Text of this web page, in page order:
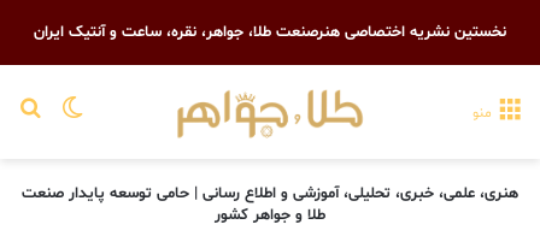
نخستین نشریه اختصاصی هنرصنعت طلا، جواهر، نقره، ساعت و آنتیک ایران
تغییر منو
هنری، علمی، خبری، تحلیلی، آموزشی و اطلاع رسانی | حامی توسعه پایدار صنعت
طلا و جواهر کشور